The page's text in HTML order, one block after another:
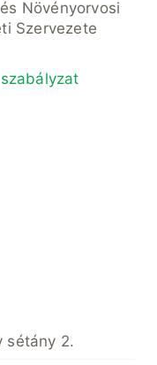
Növényorvosi
Szervezete
sétány 2.